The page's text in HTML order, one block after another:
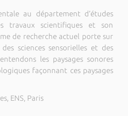
au département d’études
travaux scientifiques et son
de recherche actuel porte sur
sciences sensorielles et des
les paysages sonores
façonnant ces paysages
ENS, Paris